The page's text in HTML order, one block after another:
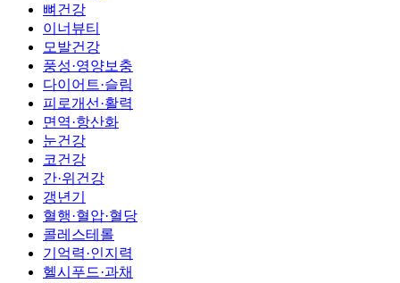
뼈건강
이너뷰티
모발건강
풍성·영양보충
다이어트·슬림
피로개선·활력
면역·항산화
눈건강
코건강
간·위건강
갱년기
혈행·혈압·혈당
콜레스테롤
기억력·인지력
헬시푸드·과채